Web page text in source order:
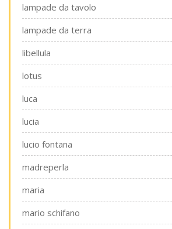
lampade da tavolo
lampade da terra
libellula
lotus
luca
lucia
lucio fontana
madreperla
maria
mario schifano